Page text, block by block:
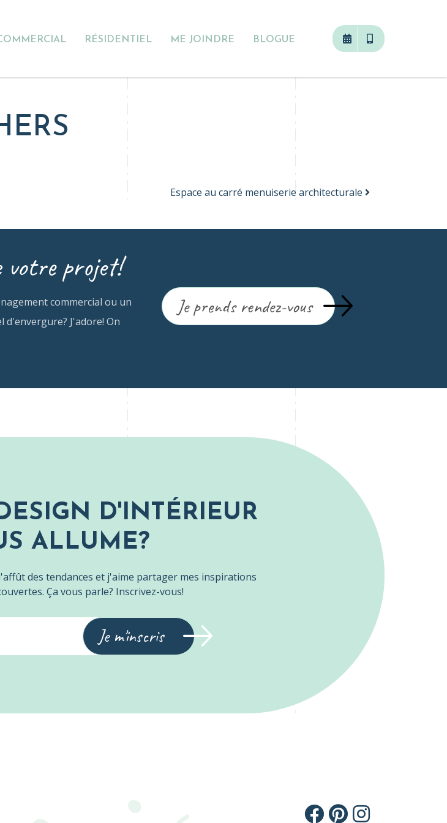
RÉSIDENTIEL ME JOINDRE BLOGUE
Espace au carré menuiserie architecturale
votre projet!
commercial ou un
J'adore! On
Je prends rendez-vous
D'INTÉRIEUR
ALLUME?
des tendances et j'aime partager mes inspirations
Ça vous parle? Inscrivez-vous!
Je m'inscris